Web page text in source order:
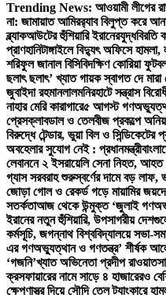
Trending News: আওয়ামী লীগের
না: জামায়াত আমিরর‍্যাব বিলুপ্ত করে
ব্ল্যাকআউটের হুঁশিয়ারি ইরানেরযুদ্ধবিরতি
প্রাণহানিটাঙ্গাইলে বিদ্যুৎ অফিসে
শরিফুল জানাল বিসিবিদক্ষিণ কোরিয়া
ছলাৎ ছলাৎ’ খ্যাত গায়ক স্বাগত দে মারা
জুবাইদা রহমানলালমনিরহাটে সন্ত্রাস
নাহার মেরি কারাগারে৫ আগস্ট
প্রেসক্লাবডাল ও তেলবীজ প্রকল্পে
বিরুদ্ধে টেন্ডার, ভুয়া বিল ও সিন্ডিকেটের
অবহেলার সুযোগ নেই : প্রধানমন্ত্রী
লেবাননে ২ ইসরায়েলি সেনা নিহত, আহত
গ্যাস সরবরাহ শুরুস্বর্ণের দামে বড়
জোড়া গোল ও রেকর্ড গড়ে মায়ামির জয়
সতর্কতাআজ থেকে উন্মুক্ত ‘জুলাই
ইরানের নতুন হুঁশিয়ারি, উপসাগরীয়
কর্মসূচি, জগন্নাথ বিশ্ববিদ্যালয়ে সভা-
এর গণঅভ্যুত্থান ও গণতন্ত্র’ শীর্ষক
‘গজনি’খ্যাত অভিনেতা প্রদীপ রাওয়াত
ক্রসফায়ারের নামে সাড়ে ৪ হাজারেরও
ক্ষেপণাস্ত্র দিয়ে সৌদি তেল ট্যাংকারে